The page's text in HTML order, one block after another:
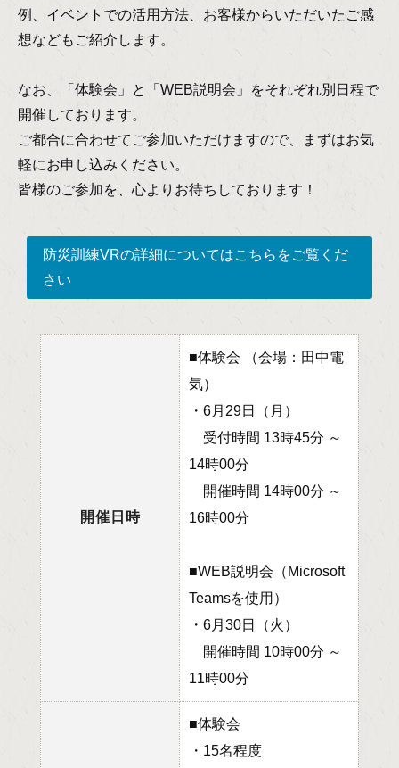
例、イベントでの活用方法、お客様からいただいたご感
想などもご紹介します。
なお、「体験会」と「WEB説明会」をそれぞれ別日程で
開催しております。
ご都合に合わせてご参加いただけますので、まずはお気
軽にお申し込みください。
皆様のご参加を、心よりお待ちしております！
防災訓練VRの詳細についてはこちらをご覧くだ
さい
開催日時
■体験会 （会場：田中電
気）
・6月29日（月）
受付時間 13時45分 ～
14時00分
開催時間 14時00分 ～
16時00分
■WEB説明会（Microsoft
Teamsを使用）
・6月30日（火）
開催時間 10時00分 ～
11時00分
■体験会
・15名程度